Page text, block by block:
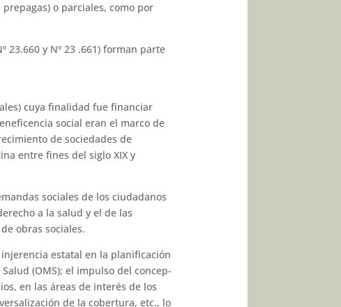
o parciales, como por
23.660 y Nº 23 .661) forman parte
cuya finalidad fue financiar
social eran el marco de
de sociedades de
entre fines del siglo XIX y
sociales de los ciudadanos
a la salud y el de las
obras sociales.
estatal en la planificación
(OMS); el impulso del concep­
en las áreas de interés de los
de la cobertura, etc., lo